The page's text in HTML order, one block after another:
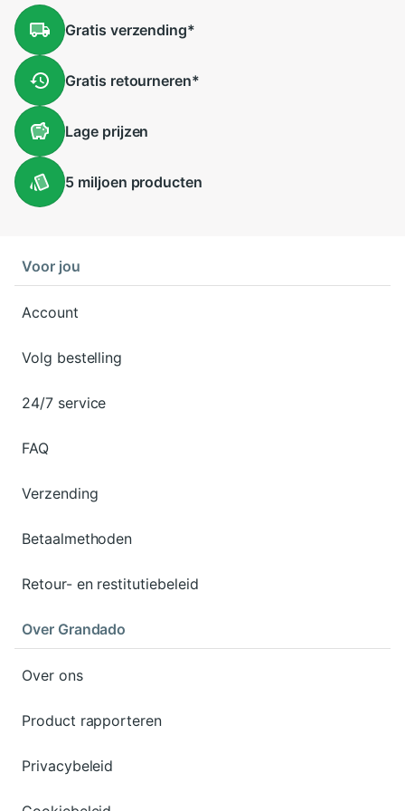
Gratis verzending*
Gratis retourneren*
Lageprijzen
5 miljoen producten
Voor jou
Account
Volg bestelling
24/7 service
FAQ
Verzending
Betaalmethoden
Retour- en restitutiebeleid
Over Grandado
Over ons
Product rapporteren
Privacybeleid